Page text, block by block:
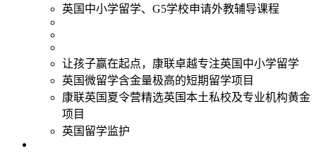
英国中小学留学、G5学校申请外教辅导课程
让孩子赢在起点，康联卓越专注英国中小学留学
英国微留学含金量极高的短期留学项目
康联英国夏令营精选英国本土私校及专业机构黄金
项目
英国留学监护